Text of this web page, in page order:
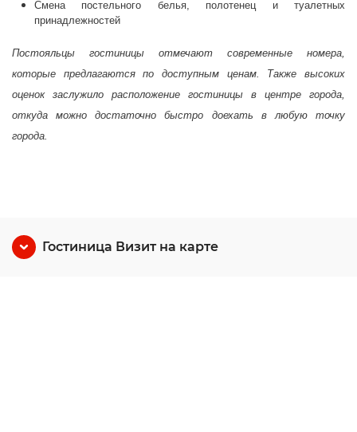
Смена постельного белья, полотенец и туалетных
принадлежностей
Постояльцы гостиницы отмечают современные номера,
которые предлагаются по доступным ценам. Также высоких
оценок заслужило расположение гостиницы в центре города,
откуда можно достаточно быстро доехать в любую точку
города.
Гостиница Визит на карте